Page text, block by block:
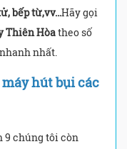
bếp từ,vv…Hãy gọi
Thiên Hòatheo số
nhất.
hút bụi các
9 chúng tôi còn